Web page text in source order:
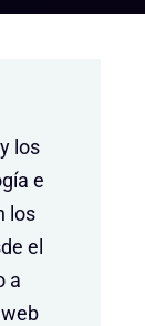
los
e
los
el
a